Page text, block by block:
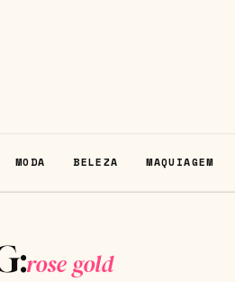
MODA BELEZA MAQUIAGEM
rose gold